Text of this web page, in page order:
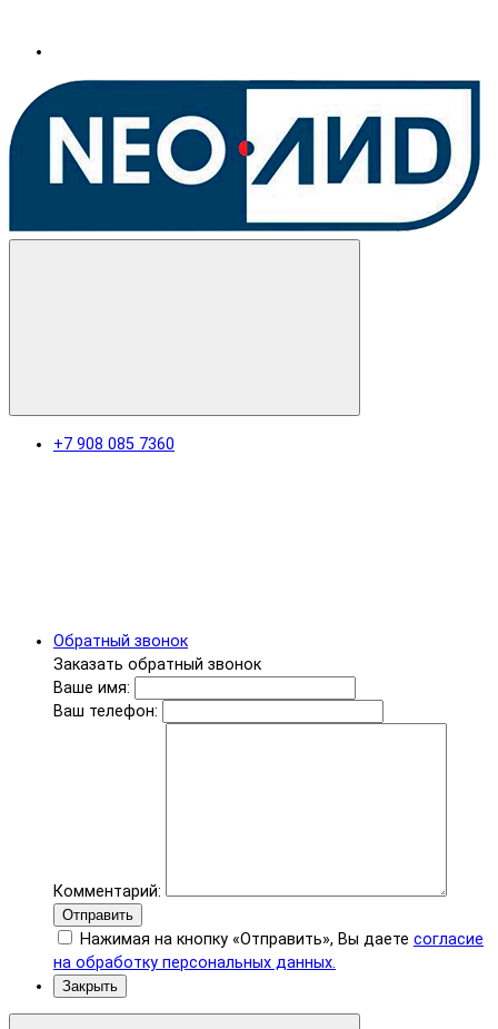
+7 908 085 7360
Обратный звонок
Заказать обратный звонок
Ваше имя:
Ваш телефон:
Комментарий:
Отправить
Нажимая на кнопку «Отправить», Вы даете согласие
на обработку персональных данных.
Закрыть